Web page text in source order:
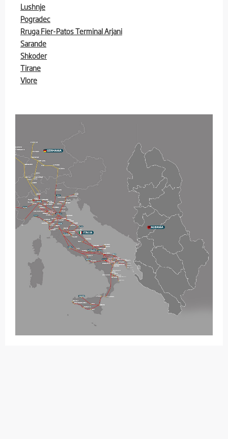
Lushnje
Pogradec
Rruga Fier-Patos Terminal Arjani
Sarande
Shkoder
Tirane
Vlore